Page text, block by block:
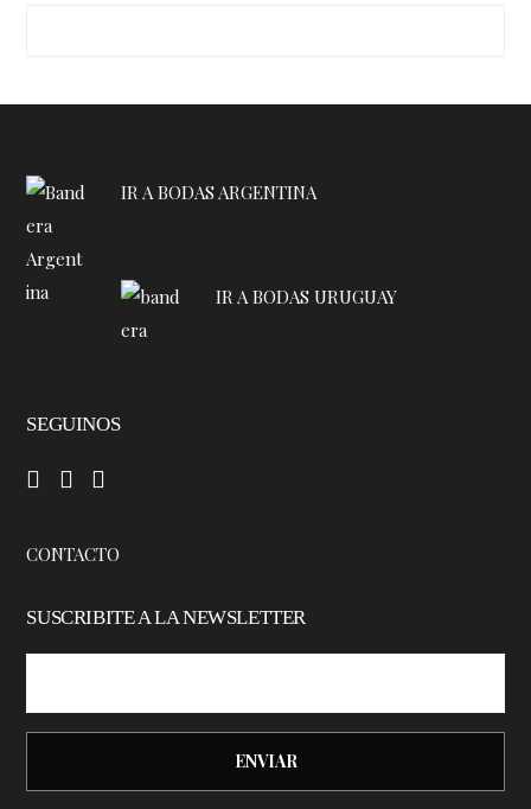
IR A BODAS ARGENTINA
IR A BODAS URUGUAY
SEGUINOS
CONTACTO
SUSCRIBITE A LA NEWSLETTER